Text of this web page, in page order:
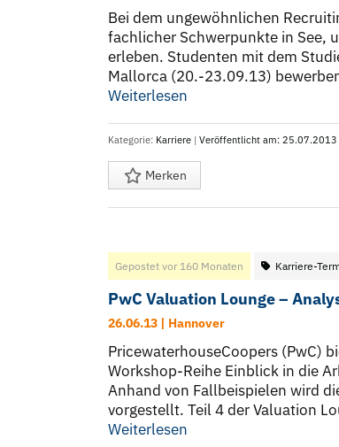
Bei dem ungewöhnlichen
fachlicher Schwerpunkte in See,
erleben. Studenten mit dem
Mallorca (20.-23.09.13)
Weiterlesen
Kategorie: Karriere | Veröffentlicht am: 25.07.2013
Merken
Gepostet vor 160 Monaten Karriere-
PwC Valuation Lounge –
26.06.13 | Hannover
PricewaterhouseCoopers (PwC)
Workshop-Reihe Einblick in die
Anhand von Fallbeispielen wird
vorgestellt. Teil 4 der Valuation
Weiterlesen